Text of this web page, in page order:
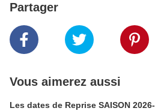
Partager
Vous aimerez aussi
Les dates de Reprise SAISON 2026-